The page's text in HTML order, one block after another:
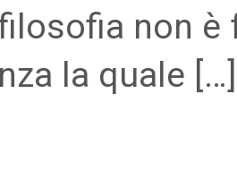
non
la quale […]